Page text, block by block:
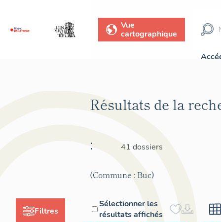
Vue
cartographique
Filtres
Résultats de la
:
41 dossiers
(Commune : Buc)
Sélectionner les
résultats affichés